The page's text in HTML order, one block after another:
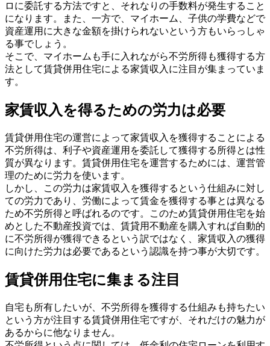
ロに委託する方法ですと、それなりの手数料が発生すること
になります。また、一方で、マイホーム、子供の学費などで
資産運用に大きな金額を掛けられないという方もいらっしゃ
る事でしょう。
そこで、マイホームも手に入れながら不労所得も獲得する方
法として賃貸併用住宅による家賃収入に注目が集まっていま
す。
家賃収入を得るための労力は必要
賃貸併用住宅の運営によって家賃収入を獲得することによる
不労所得は、利子や資産運用を委託して獲得する所得とは性
質が異なります。賃貸併用住宅を運営するためには、運営管
理のために労力を使います。
しかし、この労力は家賃収入を獲得するという仕組みに対し
ての労力であり、労働によって賃金を獲得する事とは異なる
ため不労所得と呼ばれるのです。このため賃貸併用住宅を始
めとした不動産投資では、賃貸用不動産を購入すれば自動的
に不労所得が獲得できるという訳ではなく、家賃収入の獲得
に向けた労力は必要であるという認識を持つ事が大切です。
賃貸併用住宅に集まる注目
自宅も所有したいが、不労所得を獲得する仕組みも持ちたい
という方が注目する賃貸併用住宅ですが、それだけの魅力が
あるからに他なりません。